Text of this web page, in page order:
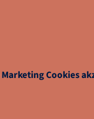
Marketing Cookies